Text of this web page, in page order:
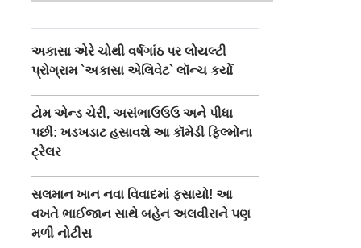
અકાસા એરે ચોથી વર્ષગાંઠ પર લોયલ્ટી
પ્રોગ્રામ `અકાસા એલિવેટ` લૉન્ચ કર્યો
ટોમ એન્ડ ચેરી, અસંભાઉઉઉ અને પીધા
પછી: ખડખડાટ હસાવશે આ કૉમેડી ફિલ્મોના
ટ્રેલર
સલમાન ખાન નવા વિવાદમાં ફસાયો! આ
વખતે ભાઈજાન સાથે બહેન અલવીરાને પણ
મળી નોટીસ